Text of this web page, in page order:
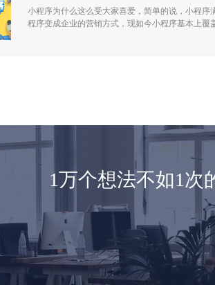
小程序为什么这么受大家喜爱，简单的说，小程
程序变成企业的营销方式，现如今小程序基本上覆
1万个想法不如1次